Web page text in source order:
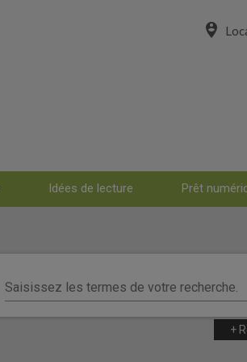
person_pin_circle
Idées de lecture Prêt
Saisissez les termes de votre recherche.
+